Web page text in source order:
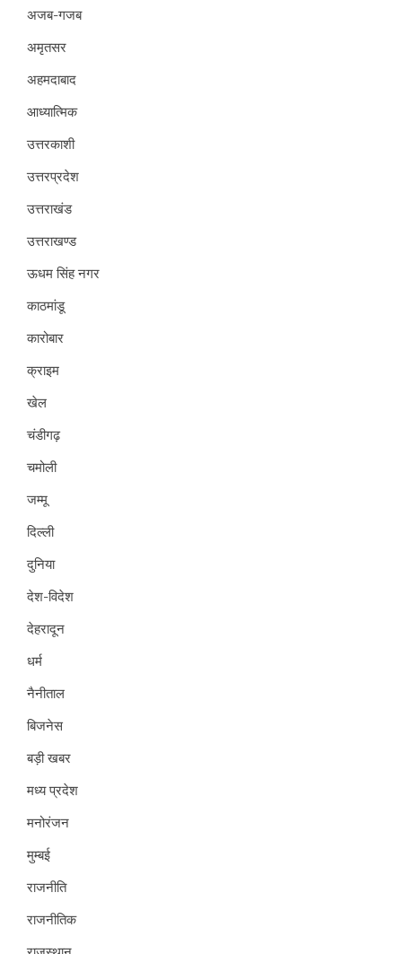
अजब-गजब
अमृतसर
अहमदाबाद
आध्यात्मिक
उत्तरकाशी
उत्तरप्रदेश
उत्तराखंड
उत्तराखण्ड
ऊधम सिंह नगर
काठमांडू
कारोबार
क्राइम
खेल
चंडीगढ़
चमोली
जम्मू
दिल्ली
दुनिया
देश-विदेश
देहरादून
धर्म
नैनीताल
बिजनेस
बड़ी खबर
मध्य प्रदेश
मनोरंजन
मुम्बई
राजनीति
राजनीतिक